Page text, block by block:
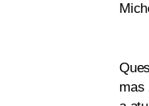
mas